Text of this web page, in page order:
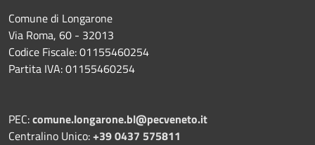
Comune di Longarone
Via Roma, 60 - 32013
Codice Fiscale: 01155460254
Partita IVA: 01155460254
PEC:comune.longarone.bl@pecveneto.it
Centralino Unico:+39 0437 575811